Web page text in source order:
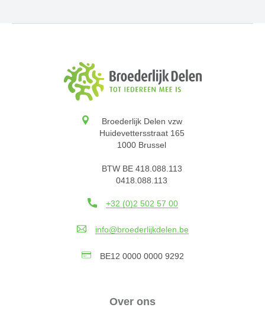
Broederlijk Delen vzw
Huidevettersstraat 165
1000 Brussel
BTW BE 418.088.113
0418.088.113
+32 (0)2 502 57 00
info@broederlijkdelen.be
BE12 0000 0000 9292
Over ons